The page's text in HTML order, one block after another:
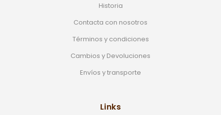
Historia
Contacta con nosotros
Términos y condiciones
Cambios y Devoluciones
Envíos y transporte
Links